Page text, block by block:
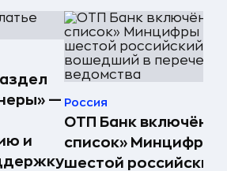
—
и
Россия
ОТП Банк включён в
список» Минцифры
шестой российский